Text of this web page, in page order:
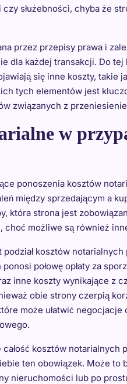
służebności, chyba że
przez przepisy prawa i
dla każdej transakcji. Do
się inne koszty, takie
tych elementów jest
związanych z
w
ponoszenia kosztów
między sprzedającym a
która strona jest
możliwe są również
kosztów
połowę opłaty za
inne koszty wynikające z
obie strony czerpią
może ułatwić
kosztów notarialnych
ten obowiązek. Może to
nieruchomości lub po